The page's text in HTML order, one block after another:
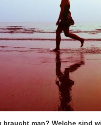
braucht man? Welche sind